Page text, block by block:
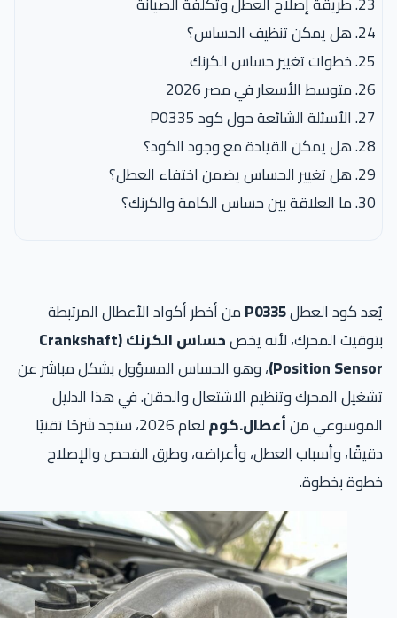
هل يمكن تنظيف الحساس؟
خطوات تغيير حساس الكرنك
متوسط الأسعار في مصر 2026
الأسئلة الشائعة حول كود P0335
هل يمكن القيادة مع وجود الكود؟
هل تغيير الحساس يضمن اختفاء العطل؟
ما العلاقة بين حساس الكامة والكرنك؟
كود العطلP0335من أخطر أكواد الأعطال المرتبطة
المحرك، لأنه يخص
حساس الكرنك (Crankshaft
Position، وهو الحساس المسؤول بشكل مباشر عن
المحرك وتنظيم الاشتعال والحقن. في هذا الدليل
منأعطال.كوم
لعام 2026، ستجد شرحًا تقنيًا
وأسباب العطل، وأعراضه، وطرق الفحص والإصلاح
بخطوة.